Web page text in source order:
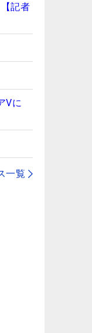
記者
Vに
一覧